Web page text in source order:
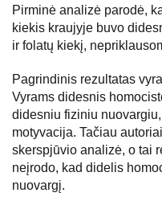
Pirminė analizė parodė,
kiekis kraujyje buvo
ir folatų kiekį,
Pagrindinis rezultatas
Vyrams didesnis
didesniu fiziniu
motyvacija. Tačiau
skerspjūvio analizė, o tai
neįrodo, kad didelis
nuovargį.